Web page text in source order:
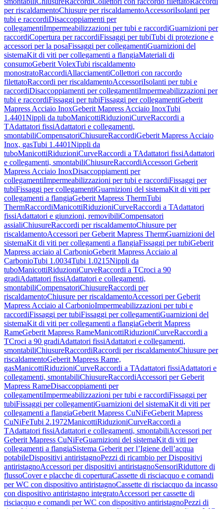
per riscaldamentoChiusure per riscaldamentoAccessoriIsolanti per
tubi e raccordiDisaccoppiamenti per
collegamentiImpermeabilizzazioni per tubi e raccordiGuarnizioni per
raccordiCopertura per raccordiFissaggi per tubiTubi di protezione e
accessori per la posaFissaggi per collegamentiGuarnizioni del
sistemaKit di viti per collegamenti a flangiaMateriali di
consumoGeberit VolexTubi riscaldamento
monostratoRaccordiAllacciamentiCollettori con raccordo
filettatoRaccordi per riscaldamentoAccessoriIsolanti per tubi e
raccordiDisaccoppiamenti per collegamentiImpermeabilizzazioni per
tubi e raccordiFissaggi per tubiFissaggi per collegamentiGeberit
Mapress Acciaio InoxGeberit Mapress Acciaio InoxTubi
1.4401Nippli da tuboManicottiRiduzioniCurveRaccordi a
TAdattatori fissiAdattatori e collegamenti,
smontabiliCompensatoriChiusureRaccordiGeberit Mapress Acciaio
Inox, gasTubi 1.4401Nippli da
tuboManicottiRiduzioniCurveRaccordi a TAdattatori fissiAdattatori
e collegamenti, smontabiliChiusureRaccordiAccessori Geberit
Mapress Acciaio InoxDisaccoppiamenti per
collegamentiImpermeabilizzazioni per tubi e raccordiFissaggi per
tubiFissaggi per collegamentiGuarnizioni del sistemaKit di viti per
collegamenti a flangiaGeberit Mapress ThermTubi
ThermRaccordiManicottiRiduzioniCurveRaccordi a TAdattatori
fissiAdattatori e giunzioni, removibiliCompensatori
assialiChiusureRaccordi per riscaldamentoChiusure per
riscaldamentoAccessori per Geberit Mapress ThermGuarnizioni del
sistemaKit di viti per collegamenti a flangiaFissaggi per tubiGeberit
Mapress acciaio al CarbonioGeberit Mapress Acciaio al
CarbonioTubi 1.0034Tubi 1.0215Nippli da
tuboManicottiRiduzioniCurveRaccordi a TCroci a 90
gradiAdattatori fissiAdattatori e collegamenti,
smontabiliCompensatoriChiusureRaccordi per
riscaldamentoChiusure per riscaldamentoAccessori per Geberit
Mapress Acciaio al CarbonioImpermeabilizzazioni per tubi e
raccordiFissaggi per tubiFissaggi per collegamentiGuarnizioni del
sistemaKit di viti per collegamenti a flangiaGeberit Mapress
RameGeberit Mapress RameManicottiRiduzioniCurveRaccordi a
TCroci a 90 gradiAdattatori fissiAdattatori e collegamenti,
smontabiliChiusureRaccordiRaccordi per riscaldamentoChiusure per
riscaldamentoGeberit Mapress Rame,
gasManicottiRiduzioniCurveRaccordi a TAdattatori fissiAdattatori e
collegamenti, smontabiliChiusureRaccordiAccessori per Geberit
Mapress RameDisaccoppiamenti per
collegamentiImpermeabilizzazioni per tubi e raccordiFissaggi per
tubiFissaggi per collegamentiGuarnizioni del sistemaKit di viti per
collegamenti a flangiaGeberit Mapress CuNiFeGeberit Mapress
CuNiFeTubi 2.1972ManicottiRiduzioniCurveRaccordi a
TAdattatori fissiAdattatori e collegamenti, smontabiliAccessori per
Geberit Mapress CuNiFeGuarnizioni del sistemaKit di viti per
collegamenti a flangiaSistema Geberit per l’Igiene dell’acqua
potabileDispositivi antiristagnoPezzi di ricambio per Dispositivi
antiristagnoAccessori per dispositivi antiristagnoSensoriRiduttore di
flussoCover e placche di coperturaCassette di risciacquo e comandi
per WC con dispositivo antiristagnoCassette di risciacquo da incasso
con dispositivo antiristagno integratoAccessori per cassette di
risciacquo e comandi per WC con dispositivo antiristagnoPezzi di